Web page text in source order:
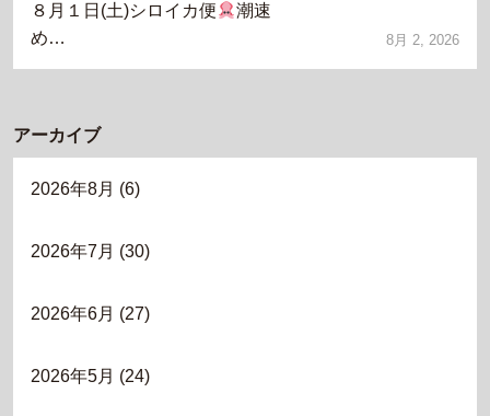
８月１日(土)シロイカ便
潮速
め…
8月 2, 2026
アーカイブ
2026年8月 (6)
2026年7月 (30)
2026年6月 (27)
2026年5月 (24)